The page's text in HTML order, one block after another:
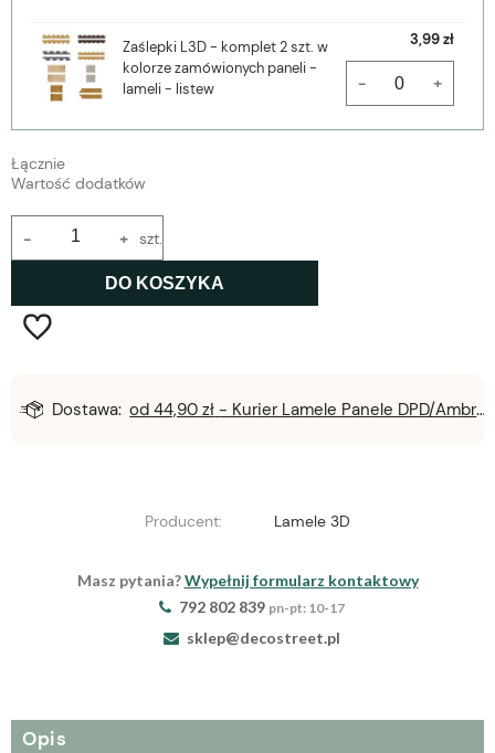
Zaślepki L3D - komplet 2 szt. w
kolorze zamówionych paneli -
lameli - listew
3,99 zł
- +
Łącznie
Wartość dodatków
+
- szt.
DO KOSZYKA
Dostawa: od 44,90 zł - Kurier Lamele Panele DPD/Ambro/NST
Producent: Lamele 3D
Masz pytania?Wypełnij formularz kontaktowy
792 802 839 pn-pt: 10-17
sklep@decostreet.pl
Opis